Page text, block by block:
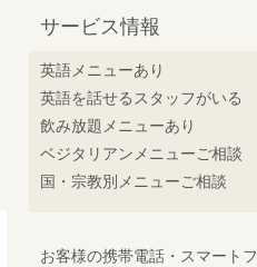
サービス情報
英語メニューあり
英語を話せるスタッフがいる
飲み放題メニューあり
ベジタリアンメニューご相談
国・宗教別メニューご相談
お客様の携帯電話・スマートフ